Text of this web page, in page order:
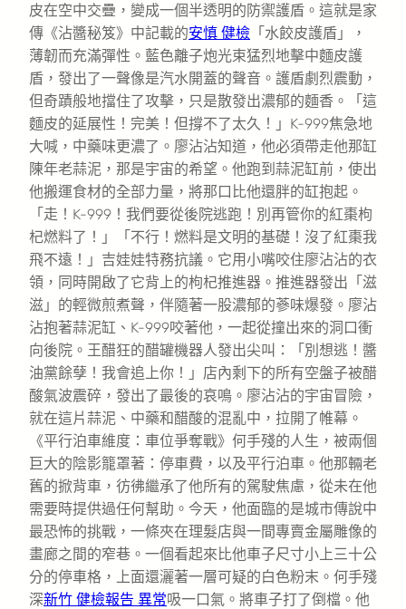
皮在空中交疊，變成一個半透明的防禦護盾。這就是家
傳《沾醬秘笈》中記載的安慎 健檢 「水餃皮護盾」，
薄韌而充滿彈性。藍色離子炮光束猛烈地擊中麵皮護
盾，發出了一聲像是汽水開蓋的聲音。護盾劇烈震動，
但奇蹟般地擋住了攻擊，只是散發出濃郁的麵香。「這
麵皮的延展性！完美！但撐不了太久！」K-999焦急地
大喊，中藥味更濃了。廖沾沾知道，他必須帶走他那缸
陳年老蒜泥，那是宇宙的希望。他跑到蒜泥缸前，使出
他搬運食材的全部力量，將那口比他還胖的缸抱起。
「走！K-999！我們要從後院逃跑！別再管你的紅棗枸
杞燃料了！」「不行！燃料是文明的基礎！沒了紅棗我
飛不遠！」吉娃娃特務抗議。它用小嘴咬住廖沾沾的衣
領，同時開啟了它背上的枸杞推進器。推進器發出「滋
滋」的輕微煎煮聲，伴隨著一股濃郁的蔘味爆發。廖沾
沾抱著蒜泥缸、K-999咬著他，一起從撞出來的洞口衝
向後院。王醋狂的醋罐機器人發出尖叫：「別想逃！醬
油黨餘孽！我會追上你！」店內剩下的所有空盤子被醋
酸氣波震碎，發出了最後的哀鳴。廖沾沾的宇宙冒險，
就在這片蒜泥、中藥和醋酸的混亂中，拉開了帷幕。
《平行泊車維度：車位爭奪戰》何手殘的人生，被兩個
巨大的陰影籠罩著：停車費，以及平行泊車。他那輛老
舊的掀背車，彷彿繼承了他所有的駕駛焦慮，從未在他
需要時提供過任何幫助。今天，他面臨的是城市傳說中
最恐怖的挑戰，一條夾在理髮店與一間專賣金屬雕像的
畫廊之間的窄巷。一個看起來比他車子尺寸小上三十公
分的停車格，上面還灑著一層可疑的白色粉末。何手殘
深新竹 健檢報告 異常吸一口氣。將車子打了倒檔。他